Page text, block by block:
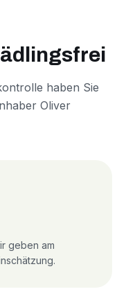
haben Sie
Oliver
geben am